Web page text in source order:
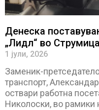
Денеска
„Лидл“ во Струмица
1 јули, 2026
Заменик-
транспорт,
оствари работна
Николоски, во рамики